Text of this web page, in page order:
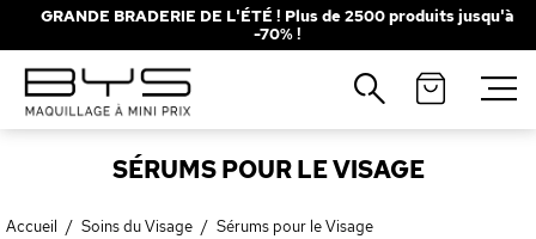
GRANDE BRADERIE DE L'ÉTÉ ! Plus de 2500 produits jusqu'à
-70% !
SÉRUMS POUR LE VISAGE
Accueil / Soins du Visage / Sérums pour le Visage
Fermer
Recherches populaires
Mascara
Palette
Solaire
Brumes